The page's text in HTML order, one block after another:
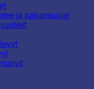
ja patjansuojat